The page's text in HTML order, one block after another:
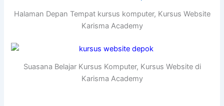
Halaman Depan Tempat kursus komputer, Kursus Website
Karisma Academy
Suasana Belajar Kursus Komputer, Kursus Website di
Karisma Academy